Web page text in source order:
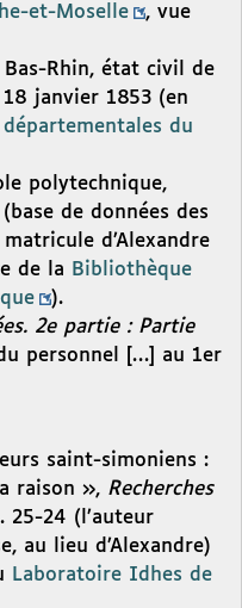
et-Moselle
, vue
Rhin, état civil de
janvier 1853 (en
du
polytechnique,
de données des
d’Alexandre
de la Bibliothèque
).
2e partie : Partie
personnel […] au 1er
saint-simoniens :
raison », Recherches
25-24 (l’auteur
au lieu d’Alexandre)
Laboratoire Idhes de